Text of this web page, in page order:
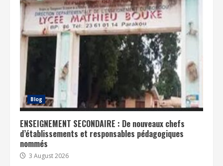
Blog
ENSEIGNEMENT SECONDAIRE : De nouveaux chefs
d’établissements et responsables pédagogiques
nommés
3 August 2026